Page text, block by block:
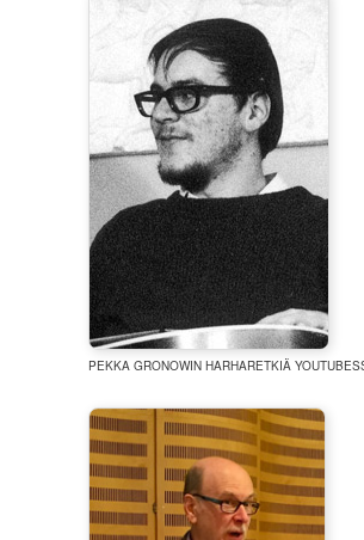
PEKKA GRONOWIN HARHARETKIÄ